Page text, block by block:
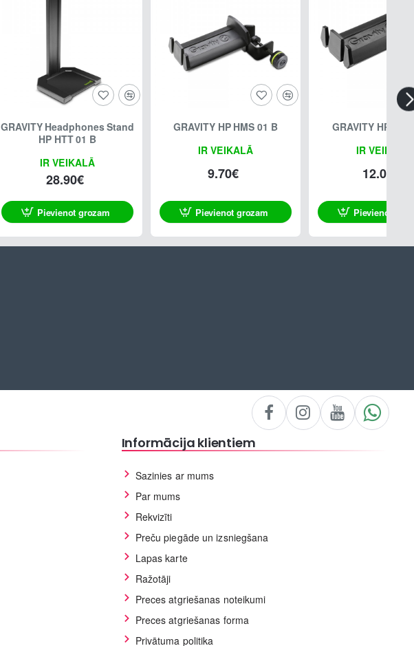
IR VEIKALĀ
GRAVITY Headphones Stand
HP HTT 01 B
28.90€
Pievienot grozam
IR VEIKALĀ
GRAVITY HP HMS 01 B
9.70€
Pievienot grozam
IR VEIKALĀ
GRAVITY HP
12.00€
Pievienot
Informācija klientiem
Sazinies ar mums
Par mums
Rekvizīti
Preču piegāde un izsniegšana
Lapas karte
Ražotāji
Preces atgriešanas noteikumi
Preces atgriešanas forma
Privātuma politika